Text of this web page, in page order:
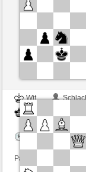
Partij telt mee voor
Wit
Zwart
Speelduur: 5
Partij telt mee voor de